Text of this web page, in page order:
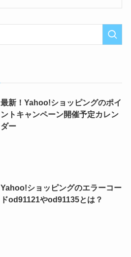
最新！Yahoo!ショッピングのポイ
ントキャンペーン開催予定カレン
ダー
Yahoo!ショッピングのエラーコー
ドod91121やod91135とは？